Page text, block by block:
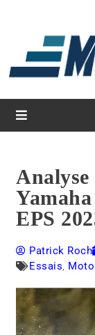
EPS
Patrick Roch
Essais,